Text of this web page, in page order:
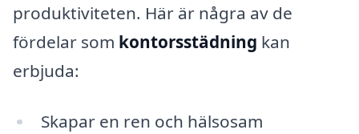
produktiviteten. Här är några av de
fördelar som kontorsstädning kan
erbjuda:
Skapar en ren och hälsosam